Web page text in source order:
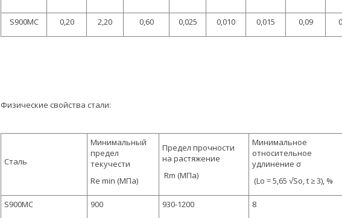
S900MC 0,20 2,20 0,60 0,025 0,010 0,015 0,09
Физические свойства стали:
Сталь
Минимальный
предел
текучести
Re min (МПа)
Предел прочности
на растяжение
Rm (МПа)
Минимальное
относительное
удлинение σ
(Lo = 5,65 √So, t ≥ 3), %
S900MC 900 930-1200 8